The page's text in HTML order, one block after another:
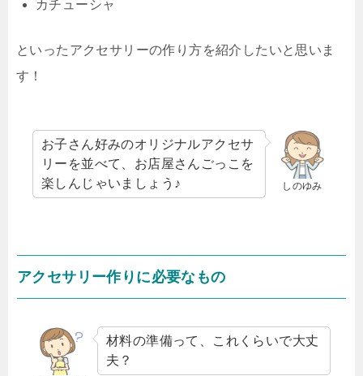
カチューシャ
といったアクセサリーの作り方を紹介したいと思いま
す！
しのゆみ
お子さん好みのオリジナルアクセサ
リーを並べて、お店屋さんごっこを
楽しんじゃいましょう♪
アクセサリー作りに必要なもの
材料の準備って、これくらいで大丈
夫？